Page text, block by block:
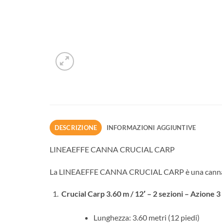
DESCRIZIONE INFORMAZIONI AGGIUNTIVE
LINEAEFFE CANNA CRUCIAL CARP
La LINEAEFFE CANNA CRUCIAL CARP è una
Crucial Carp 3.60 m / 12′ – 2 sezioni – Azione 3
Lunghezza: 3.60 metri (12 piedi)